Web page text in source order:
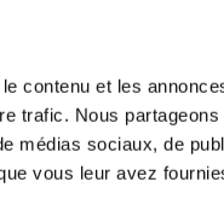
contenu et les
trafic. Nous
médias sociaux, de
vous leur avez
SUIVEZ-NOUS